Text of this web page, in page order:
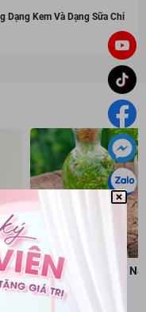
Dạng Kem Và Dạng Sữa Chi
Đưa thảo dược Việt
giới